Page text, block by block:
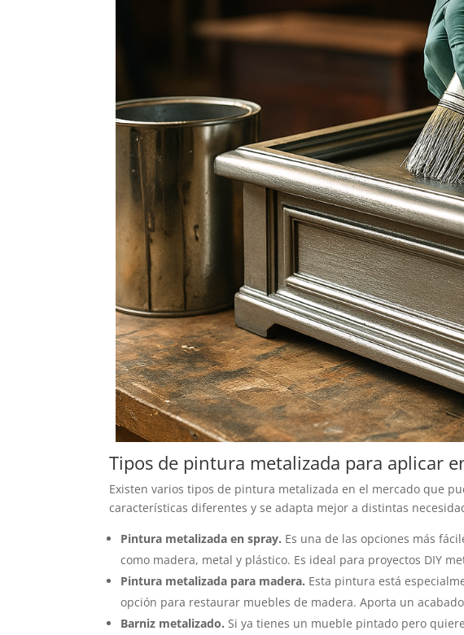
Tipos de pintura metalizada para aplicar
Existen varios tipos de pintura metalizada en el mercado que
características diferentes y se adapta mejor a distintas
Pintura metalizada en spray. Es una de las opciones más
como madera, metal y plástico. Es ideal para proyectos DIY
Pintura metalizada para madera. Esta pintura está
opción para restaurar muebles de madera. Aporta un
Barniz metalizado. Si ya tienes un mueble pintado pero